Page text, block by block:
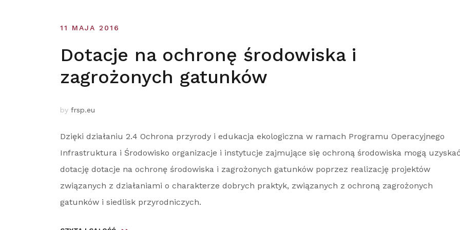
11 MAJA 2016
Dotacje na ochronę środowiska i
zagrożonych gatunków
by frsp.eu
Dzięki działaniu 2.4 Ochrona przyrody i edukacja ekologiczna w ramach Programu Operacyjnego
Infrastruktura i Środowisko organizacje i instytucje zajmujące się ochroną środowiska mogą
dotację dotacje na ochronę środowiska i zagrożonych gatunków poprzez realizację projektów
związanych z działaniami o charakterze dobrych praktyk, związanych z ochroną zagrożonych
gatunków i siedlisk przyrodniczych.